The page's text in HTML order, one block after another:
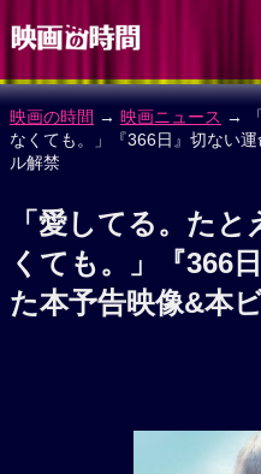
映画の時間 → 映画ニュース →
なくても。」『366日』切ない
ル解禁
「愛してる。た
くても。」『366
た本予告映像&本